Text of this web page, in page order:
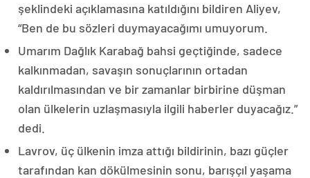
şeklindeki açıklamasına katıldığını bildiren Aliyev,
“Ben de bu sözleri duymayacağımı umuyorum.
Umarım Dağlık Karabağ bahsi geçtiğinde, sadece
kalkınmadan, savaşın sonuçlarının ortadan
kaldırılmasından ve bir zamanlar birbirine düşman
olan ülkelerin uzlaşmasıyla ilgili haberler duyacağız.”
dedi.
Lavrov, üç ülkenin imza attığı bildirinin, bazı güçler
tarafından kan dökülmesinin sonu, barışçıl yaşama